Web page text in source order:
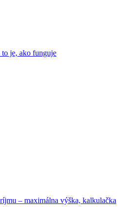
je, ako funguje
– maximálna výška, kalkulačka